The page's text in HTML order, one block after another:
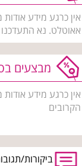
אין כרגע מידע
אאוטלט. נא
מבצעים
אין כרגע מידע
הקרובים
ביקורות/